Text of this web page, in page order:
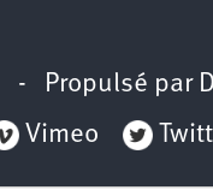
- Propulsé par
Vimeo